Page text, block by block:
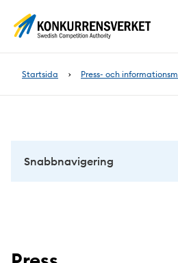
Startsida Press- och
Snabbnavigering